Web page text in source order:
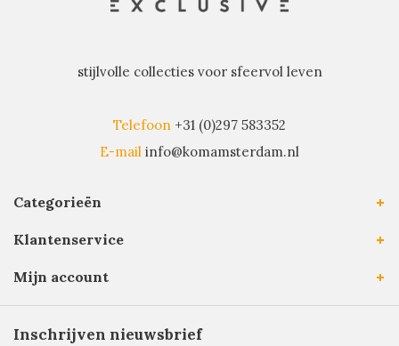
stijlvolle collecties voor sfeervol leven
Telefoon +31 (0)297 583352
E-mail info@komamsterdam.nl
Categorieën
Klantenservice
Mijn account
Inschrijven nieuwsbrief